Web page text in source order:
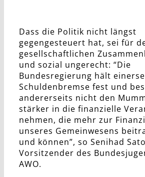
Dass die Politik nicht längst
gegengesteuert hat, sei für
gesellschaftlichen
und sozial ungerecht: “Die
Bundesregierung hält
Schuldenbremse fest und
andererseits nicht den
stärker in die finanzielle
nehmen, die mehr zur
unseres Gemeinwesens
und können”, so Senihad
Vorsitzender des
AWO.